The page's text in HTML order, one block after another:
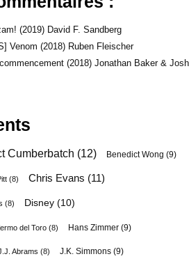
(2019) David F. Sandberg
Venom (2018) Ruben Fleischer
(2018) Jonathan Baker & Josh
Cumberbatch (12) Benedict Wong (9)
(8) Chris Evans (11)
(8) Disney (10)
del Toro (8) Hans Zimmer (9)
Abrams (8) J.K. Simmons (9)